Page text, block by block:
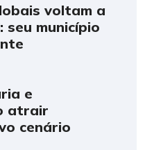
voltam a
seu município
e
atrair
cenário